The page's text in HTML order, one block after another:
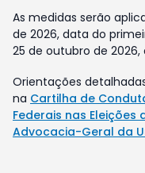
As medidas serão
de 2026, data do
25 de outubro de
Orientações
na Cartilha de
Federais nas
Advocacia-Geral da